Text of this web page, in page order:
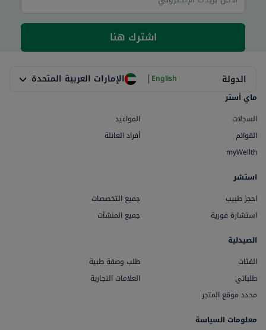
اشترك هنا
الدولة الإمارات العربية المتحدة | English
ماي أستر
السجلات
المواعيد
القوائم
أفراد العائلة
myWellth
استشر
احجز طبيب
جميع التخصصات
استشارة فورية
جميع المنشآت
الصيدلية
الفئات
طلب وصفة طبية
طلباتي
العلامات التجارية
محدد موقع المتجر
معلومات السياسة